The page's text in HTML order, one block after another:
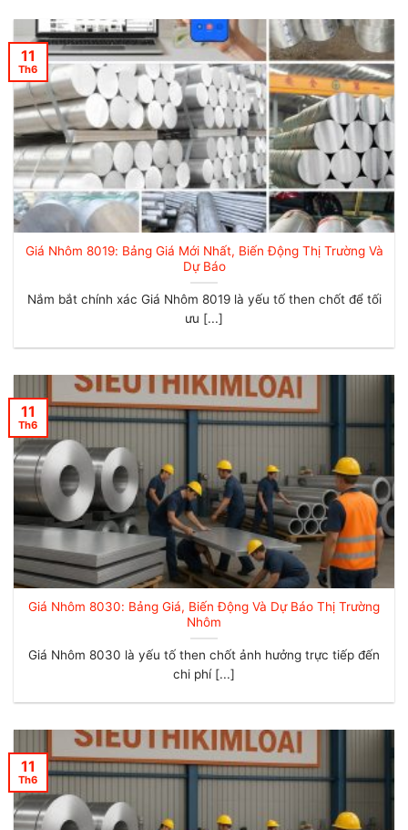
Giá Nhôm 8019: Bảng Giá Mới Nhất, Biến Động Thị Trường Và
Dự Báo
Nắm bắt chính xác Giá Nhôm 8019 là yếu tố then chốt để tối
ưu [...]
11
Th6
Giá Nhôm 8030: Bảng Giá, Biến Động Và Dự Báo Thị Trường
Nhôm
Giá Nhôm 8030 là yếu tố then chốt ảnh hưởng trực tiếp đến
chi phí [...]
11
Th6
11
Th6